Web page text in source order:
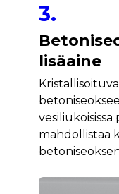
3.
lisäaine
vesiliukoisissa
mahdollistaa